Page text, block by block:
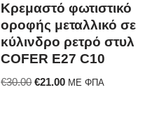
Κρεμαστό φωτιστικό
οροφής μεταλλικό σε
κύλινδρο ρετρό στυλ
COFER E27 C10
€30.00 €21.00 ΜΕ ΦΠΑ